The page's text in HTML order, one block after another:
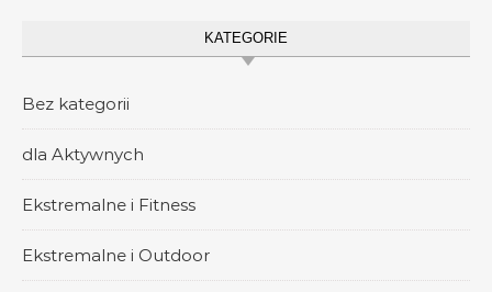
KATEGORIE
Bez kategorii
dla Aktywnych
Ekstremalne i Fitness
Ekstremalne i Outdoor